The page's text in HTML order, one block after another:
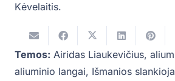
Kėvelaitis.
Temos: Airidas Liaukevičius,
aliuminio langai, Išmanios